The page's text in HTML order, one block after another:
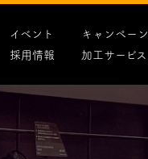
イベント
キャンペーン
採用情報 加工サービス